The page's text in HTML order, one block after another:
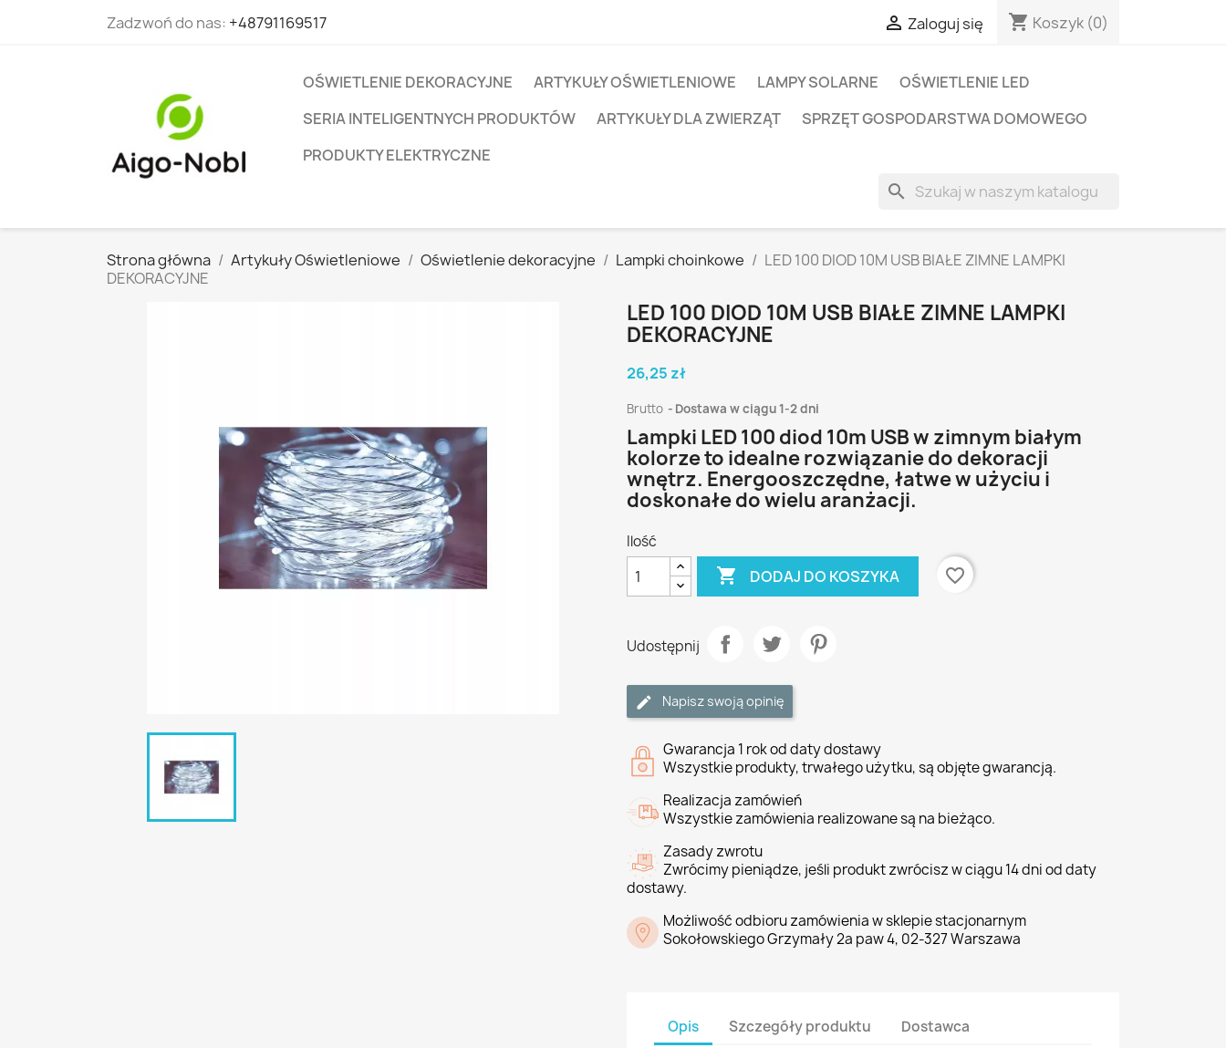
Zadzwoń do nas: +48791169517  Zaloguj się shopping_cart Koszyk (0)
OŚWIETLENIE DEKORACYJNE ARTYKUŁY OŚWIETLENIOWE LAMPY SOLARNE
OŚWIETLENIE LED
SERIA INTELIGENTNYCH PRODUKTÓW
ARTYKUŁY DLA ZWIERZĄT
SPRZĘT GOSPODARSTWA DOMOWEGO
PRODUKTY ELEKTRYCZNE
search
Strona główna Artykuły Oświetleniowe Oświetlenie dekoracyjne Lampki choinkowe
LED 100 DIOD 10M USB BIAŁE ZIMNE LAMPKI
DEKORACYJNE
LED 100 DIOD 10M USB BIAŁE ZIMNE LAMPKI
DEKORACYJNE
26,25 zł
Brutto Dostawa w ciągu 1-2 dni
Lampki LED 100 diod 10m USB w zimnym białym
kolorze to idealne rozwiązanie do dekoracji
wnętrz. Energooszczędne, łatwe w użyciu i
doskonałe do wielu aranżacji.
Ilość
 DODAJ DO KOSZYKA favorite_border
Udostępnij
Napisz swoją opinię
Gwarancja 1 rok od daty dostawy
Wszystkie produkty, trwałego użytku, są objęte gwarancją.
Realizacja zamówień
Wszystkie zamówienia realizowane są na bieżąco.
Zasady zwrotu
Zwrócimy pieniądze, jeśli produkt zwrócisz w ciągu 14 dni od daty
dostawy.
Możliwość odbioru zamówienia w sklepie stacjonarnym
Sokołowskiego Grzymały 2a paw 4, 02-327 Warszawa
Opis Szczegóły produktu Dostawca